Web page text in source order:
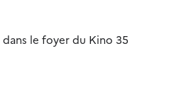
dans le foyer du Kino 35